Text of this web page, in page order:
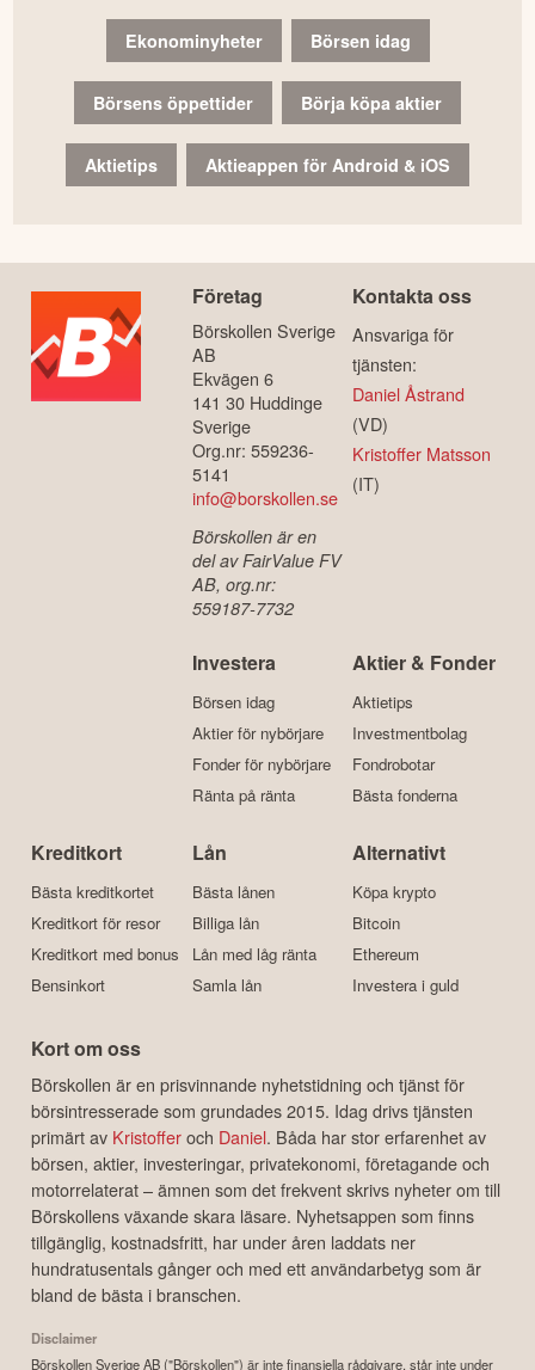
Ekonominyheter Börsen idag
Börsens öppettider Börja köpa aktier
Aktietips Aktieappen för Android & iOS
Företag
Börskollen Sverige
AB
Ekvägen 6
141 30 Huddinge
Sverige
Org.nr: 559236-
5141
info@borskollen.se
Börskollen är en
del av FairValue FV
AB, org.nr:
559187-7732
Kontakta oss
Ansvariga för
tjänsten:
Daniel Åstrand
(VD)
Kristoffer Matsson
(IT)
Investera
Börsen idag
Aktier för nybörjare
Fonder för nybörjare
Ränta på ränta
Aktier & Fonder
Aktietips
Investmentbolag
Fondrobotar
Bästa fonderna
Kreditkort
Bästa kreditkortet
Kreditkort för resor
Kreditkort med bonus
Bensinkort
Lån
Bästa lånen
Billiga lån
Lån med låg ränta
Samla lån
Alternativt
Köpa krypto
Bitcoin
Ethereum
Investera i guld
Kort om oss
Börskollen är en prisvinnande nyhetstidning och tjänst för
börsintresserade som grundades 2015. Idag drivs tjänsten
primärt av Kristofferoch Daniel. Båda har stor erfarenhet av
börsen, aktier, investeringar, privatekonomi, företagande och
motorrelaterat – ämnen som det frekvent skrivs nyheter om till
Börskollens växande skara läsare. Nyhetsappen som finns
tillgänglig, kostnadsfritt, har under åren laddats ner
hundratusentals gånger och med ett användarbetyg som är
bland de bästa i branschen.
Disclaimer
Börskollen Sverige AB ("Börskollen") är inte finansiella rådgivare, står inte under